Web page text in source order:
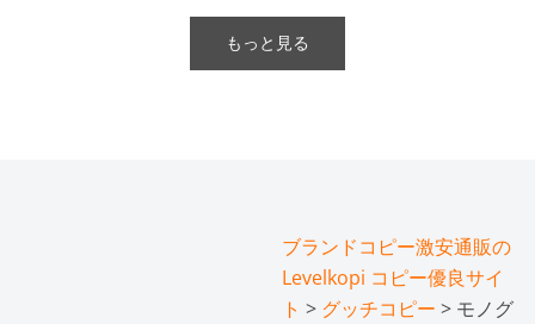
もっと見る
ブランドコピー激安通販の
Levelkopi コピー優良サイ
ト > グッチコピー > モノグ